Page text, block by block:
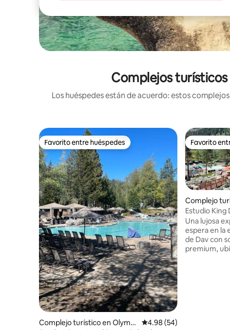
Complejos turísticos
Los huéspedes están de acuerdo: estos
Favorito entre huéspedes
Favorito entre huéspedes
Complejo turístico en Olympi
Calificación promedio:
4.98 (54)
Favorito
Favorito
Complejo
c Valley
Estudio King
Road
Una lujosa
espera en la
de Dav con
premium,